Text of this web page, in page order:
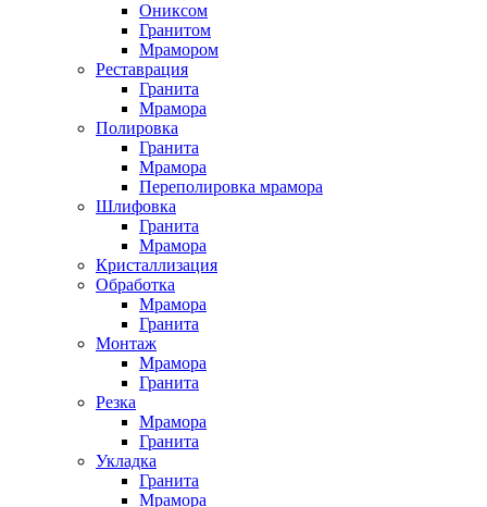
Ониксом
Гранитом
Мрамором
Реставрация
Гранита
Мрамора
Полировка
Гранита
Мрамора
Переполировка мрамора
Шлифовка
Гранита
Мрамора
Кристаллизация
Обработка
Мрамора
Гранита
Монтаж
Мрамора
Гранита
Резка
Мрамора
Гранита
Укладка
Гранита
Мрамора